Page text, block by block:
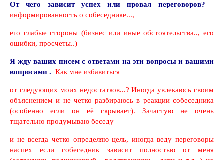
От чего зависит успех или провал переговоров?
информированность о собеседнике...,
его слабые стороны (бизнес или иные обстоятельства..,его
ошибки, просчеты..)
Я жду ваших писем с ответами на эти вопросы и вашими
вопросами . Как мне избавиться
от следующих моих недостатков...? Иногда увлекаюсь своим
объяснением и не четко разбираюсь в реакции собеседника
(особенно если он её скрывает). Зачастую не очень
тщательно продумываю беседу
и не всегда четко определяю цель, иногда веду переговоры
наспех если собеседник зависит полностью от меня